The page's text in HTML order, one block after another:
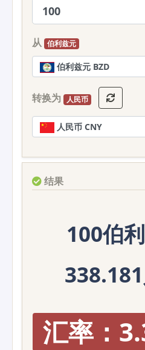
从 伯利兹元
伯利兹元 BZD
转换为 人民币
人民币 CNY
结果
100伯
汇率：